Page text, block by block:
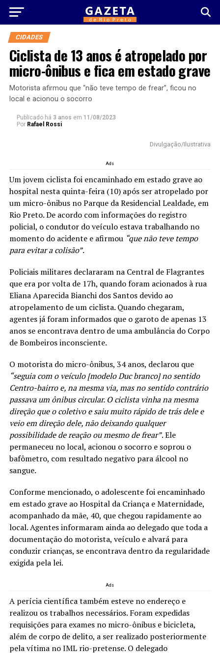
CIDADES
Ciclista de 13 anos é atropelado por
micro-ônibus e fica em estado grave
Motorista afirmou que “não teve tempo de frear”, ficou no
local e acionou o socorro
Publicado há 3 anos em 11/08/2023
Por Rafael Rossi
Divulgação/Ilustrativa
Ads
Um jovem ciclista foi encaminhado em estado grave ao
hospital nesta quinta-feira (10) após ser atropelado por
um micro-ônibus no Parque da Residencial Lealdade, em
Rio Preto. De acordo com informações do registro
policial, o condutor do veículo estava trabalhando no
momento do acidente e afirmou “que não teve tempo
para evitar a colisão”.
Policiais militares declararam na Central de Flagrantes
que era por volta de 17h, quando foram acionados à rua
Eliana Aparecida Bianchi dos Santos devido ao
atropelamento de um ciclista. Quando chegaram,
agentes já foram informados que o garoto de apenas 13
anos se encontrava dentro de uma ambulância do Corpo
de Bombeiros inconsciente.
O motorista do micro-ônibus, 34 anos, declarou que
“seguia com o veículo [modelo Duc branco] no sentido
Centro-bairro e, na mesma via, mas no sentido contrário
passava um ônibus circular. O ciclista vinha na mesma
direção que o coletivo e saiu muito rápido de trás dele e
veio em direção dele, não deixando qualquer
possibilidade de reação ou mesmo de frear”. Ele
permaneceu no local, acionou o socorro e soprou o
bafômetro, com resultado negativo para álcool no
sangue.
Conforme mencionado, o adolescente foi encaminhado
em estado grave ao Hospital da Criança e Maternidade,
acompanhado da mãe, 40, que chegou rapidamente ao
local. Agentes informaram ainda ao delegado que toda a
documentação do motorista, veículo e alvará para
conduzir crianças, se encontrava dentro da regularidade
exigida pela lei.
Ads
A perícia científica também esteve no endereço e
realizou os trabalhos necessários. Foram expedidas
requisições para exames no micro-ônibus e bicicleta,
além de corpo de delito, a ser realizado posteriormente
pela vítima no IML rio-pretense. O delegado